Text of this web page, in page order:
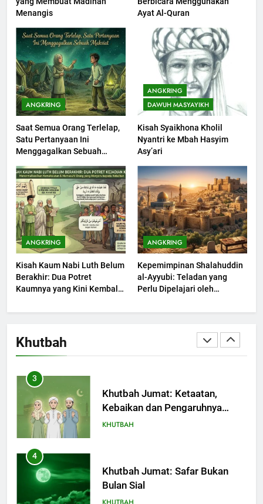
Menangis
Ayat Al-Quran
ANGKRING
Saat Semua Orang Terlelap,
Satu Pertanyaan Ini
Menggagalkan Sebuah
ANGKRING
DAWUH MASYAYIKH
Kisah Syaikhona Kholil
Nyantri ke Mbah Hasyim
Asy’ari
ANGKRING
Kisah Kaum Nabi Luth Belum
Berakhir: Dua Potret
Kaumnya yang Kini Kembali
ANGKRING
Kepemimpinan Shalahuddin
al-Ayyubi: Teladan yang
Perlu Dipelajari oleh
(2)
Khutbah
202
Khutbah Jumat : Supaya Amal
Bisa Diterima
KHUTBAH
203
Muharram Bulan Bersejarah
KHUTBAH
1
Khutbah Jumat: Mengapa Orang
Dengki Tak Akan Pernah
Berjaya?
KHUTBAH
2
Khutbah Jumat: Melihat
Limpahan Nikmat Allah
3
4
Khutbah Jumat: Safar Bukan